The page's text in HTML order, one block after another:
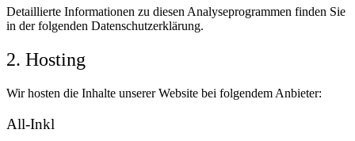
Detaillierte Informationen zu diesen Analyseprogrammen finden Sie
in der folgenden Datenschutzerklärung.
2. Hosting
Wir hosten die Inhalte unserer Website bei folgendem Anbieter:
All-Inkl